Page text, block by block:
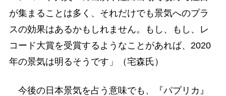
が集まることは多く、それだけでも景気へのプラ
スの効果はあるかもしれません。もし、もし、レ
コード大賞を受賞するようなことがあれば、2020
年の景気は明るそうです」（宅森氏）
今後の日本景気を占う意味でも、『パプリカ』